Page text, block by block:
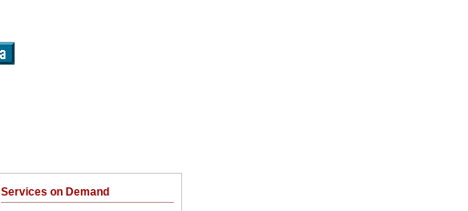
Services on Demand